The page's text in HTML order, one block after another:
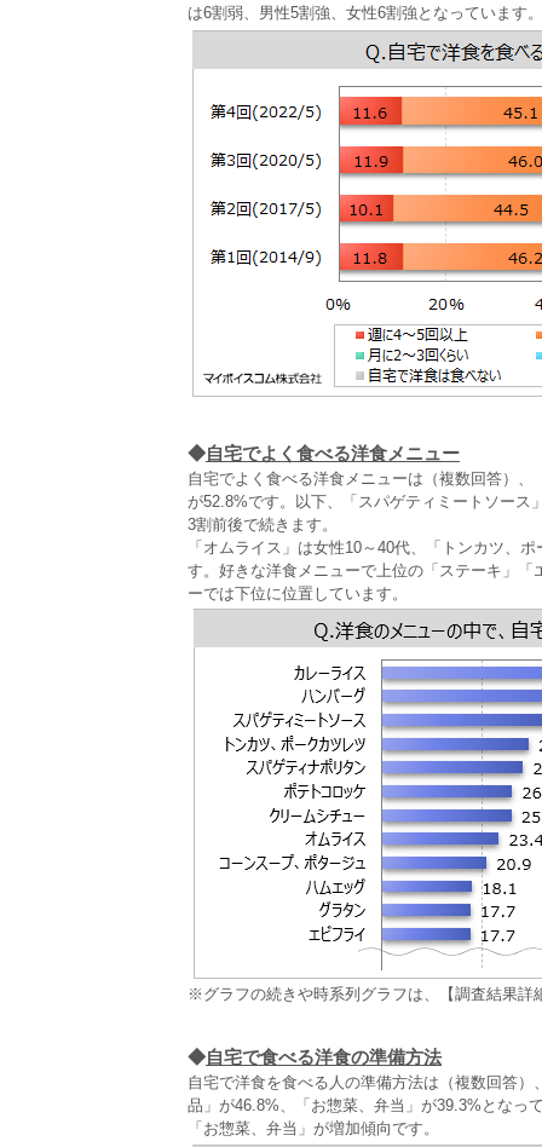
は6割弱、男性5割強、女性6割強となっています
◆自宅でよく食べる洋食メニュー
自宅でよく食べる洋食メニューは（複数回答）
が52.8%です。以下、「スパゲティミートソー
3割前後で続きます。
「オムライス」は女性10～40代、「トンカツ、
す。好きな洋食メニューで上位の「ステーキ」
ーでは下位に位置しています。
※グラフの続きや時系列グラフは、【調査結果詳
◆自宅で食べる洋食の準備方法
自宅で洋食を食べる人の準備方法は（複数回答
品」が46.8%、「お惣菜、弁当」が39.3%となっ
「お惣菜、弁当」が増加傾向です。